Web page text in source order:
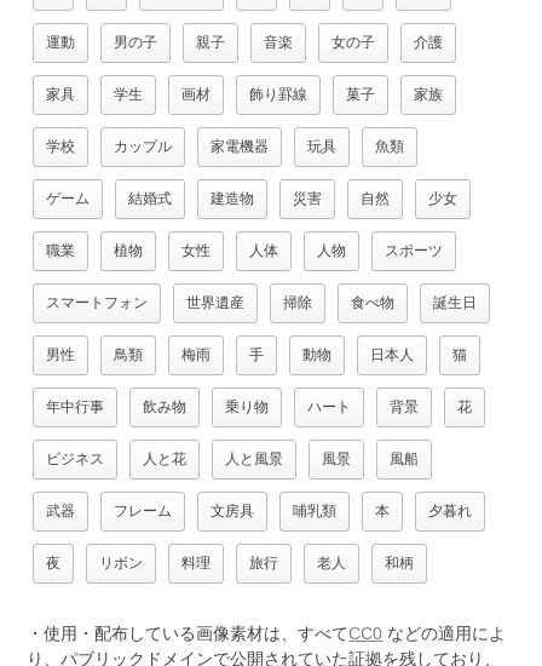
運動 男の子 親子 音楽 女の子 介護
家具 学生 画材 飾り罫線 菓子 家族
学校 カップル 家電機器 玩具 魚類
ゲーム 結婚式 建造物 災害 自然 少女
職業 植物 女性 人体 人物 スポーツ
スマートフォン 世界遺産 掃除 食べ物 誕生日
男性 鳥類 梅雨 手 動物 日本人 猫
年中行事 飲み物 乗り物 ハート 背景 花
ビジネス 人と花 人と風景 風景 風船
武器 フレーム 文房具 哺乳類 本 夕暮れ
夜 リボン 料理 旅行 老人 和柄
・使用・配布している画像素材は、すべてCC0 などの適用によ
り、パブリックドメインで公開されていた証拠を残しており、